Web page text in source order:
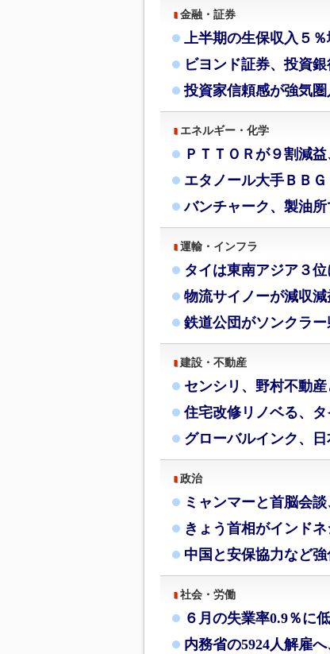
金融・証券
上半期の生保収入５
ビヨンド証券、投資
投資家信頼感が強気
エネルギー・化学
ＰＴＴＯＲが９割減
エタノール大手ＢＢ
バンチャーク、製油
運輸・インフラ
タイは東南アジア３
物流サイノーが減収
鉄道公団がソンクラ
建設・不動産
センシリ、野村不動
住宅改修リノベる、
グローバルインク、
政治
ミャンマーと首脳会
きょう首相がインド
中国と安保協力など
社会・労働
６月の失業率0.9％に
内務省の5924人解雇